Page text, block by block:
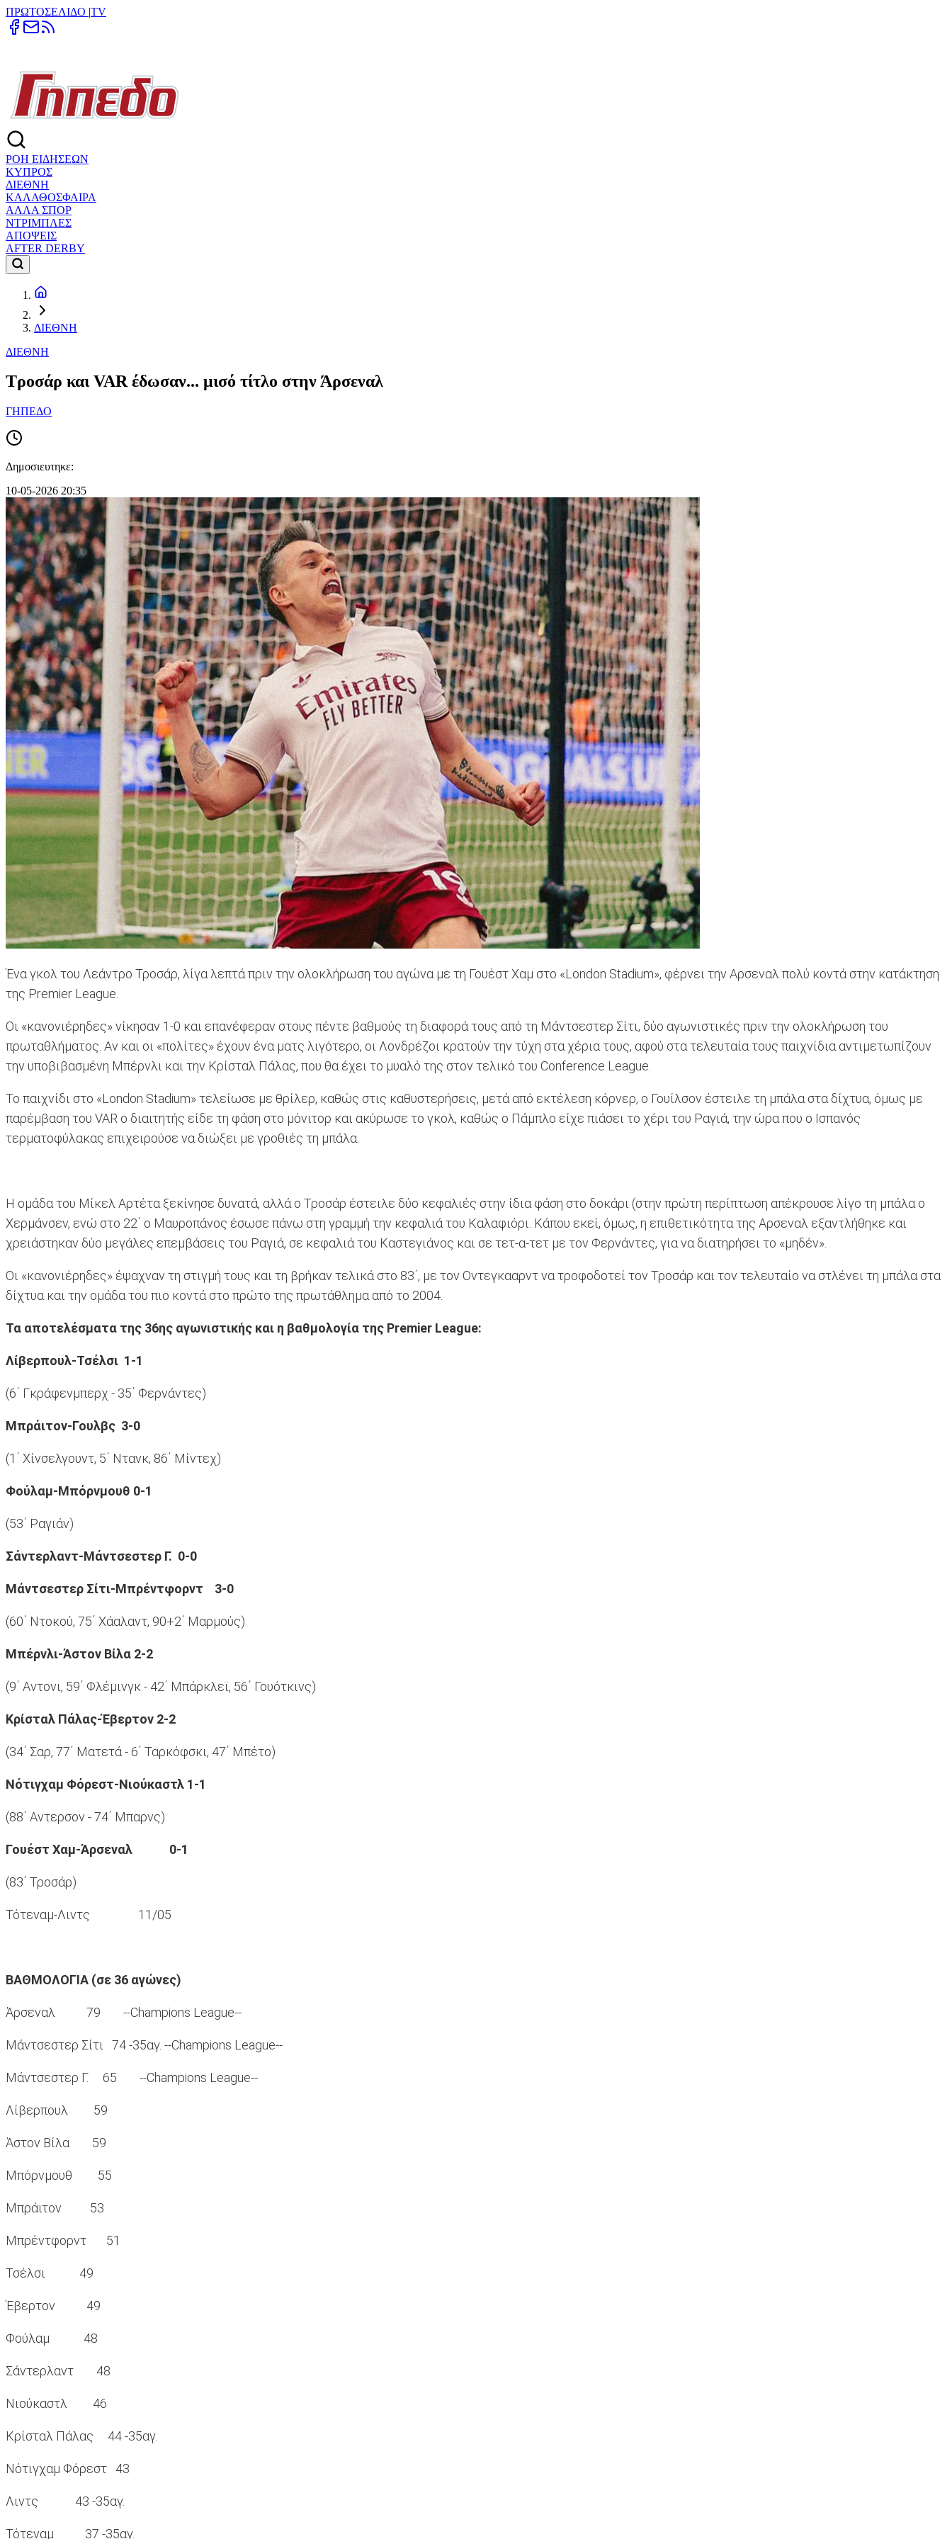
ΠΡΩΤΟΣΕΛΙΔΟ |TV
ΡΟΗ ΕΙΔΗΣΕΩΝ
ΚΥΠΡΟΣ
ΔΙΕΘΝΗ
ΚΑΛΑΘΟΣΦΑΙΡΑ
ΑΛΛΑ ΣΠΟΡ
ΝΤΡΙΜΠΛΕΣ
ΑΠΟΨΕΙΣ
AFTER DERBY
ΔΙΕΘΝΗ
ΔΙΕΘΝΗ
Τροσάρ και VAR έδωσαν... μισό τίτλο στην Άρσεναλ
ΓΗΠΕΔΟ
Δημοσιευτηκε:
10-05-2026 20:35
Ένα γκολ του Λεάντρο Τροσάρ, λίγα λεπτά πριν την ολοκλήρωση του αγώνα με τη Γουέστ Χαμ στο «London Stadium», φέρνει την Αρσεναλ πολύ κοντά στην κατάκτηση
της Premier League.
Οι «κανονιέρηδες» νίκησαν 1-0 και επανέφεραν στους πέντε βαθμούς τη διαφορά τους από τη Μάντσεστερ Σίτι, δύο αγωνιστικές πριν την ολοκλήρωση του
πρωταθλήματος. Αν και οι «πολίτες» έχουν ένα ματς λιγότερο, οι Λονδρέζοι κρατούν την τύχη στα χέρια τους, αφού στα τελευταία τους παιχνίδια αντιμετωπίζουν
την υποβιβασμένη Μπέρνλι και την Κρίσταλ Πάλας, που θα έχει το μυαλό της στον τελικό του Conference League.
Το παιχνίδι στο «London Stadium» τελείωσε με θρίλερ, καθώς στις καθυστερήσεις, μετά από εκτέλεση κόρνερ, ο Γουίλσον έστειλε τη μπάλα στα δίχτυα, όμως με
παρέμβαση του VAR ο διαιτητής είδε τη φάση στο μόνιτορ και ακύρωσε το γκολ, καθώς ο Πάμπλο είχε πιάσει το χέρι του Ραγιά, την ώρα που ο Ισπανός
τερματοφύλακας επιχειρούσε να διώξει με γροθιές τη μπάλα.
Η ομάδα του Μίκελ Αρτέτα ξεκίνησε δυνατά, αλλά ο Τροσάρ έστειλε δύο κεφαλιές στην ίδια φάση στο δοκάρι (στην πρώτη περίπτωση απέκρουσε λίγο τη μπάλα ο
Χερμάνσεν, ενώ στο 22΄ ο Μαυροπάνος έσωσε πάνω στη γραμμή την κεφαλιά του Καλαφιόρι. Κάπου εκεί, όμως, η επιθετικότητα της Αρσεναλ εξαντλήθηκε και
χρειάστηκαν δύο μεγάλες επεμβάσεις του Ραγιά, σε κεφαλιά του Καστεγιάνος και σε τετ-α-τετ με τον Φερνάντες, για να διατηρήσει το «μηδέν».
Οι «κανονιέρηδες» έψαχναν τη στιγμή τους και τη βρήκαν τελικά στο 83΄, με τον Οντεγκααρντ να τροφοδοτεί τον Τροσάρ και τον τελευταίο να στλένει τη μπάλα στα
δίχτυα και την ομάδα του πιο κοντά στο πρώτο της πρωτάθλημα από το 2004.
Τα αποτελέσματα της 36ης αγωνιστικής και η βαθμολογία της Premier League:
Λίβερπουλ-Τσέλσι 1-1
(6΄ Γκράφενμπερχ - 35΄ Φερνάντες)
Μπράιτον-Γουλβς 3-0
(1΄ Χίνσελγουντ, 5΄ Ντανκ, 86΄ Μίντεχ)
Φούλαμ-Μπόρνμουθ 0-1
(53΄ Ραγιάν)
Σάντερλαντ-Μάντσεστερ Γ. 0-0
Μάντσεστερ Σίτι-Μπρέντφορντ 3-0
(60΄ Ντοκού, 75΄ Χάαλαντ, 90+2΄ Μαρμούς)
Μπέρνλι-Άστον Βίλα 2-2
(9΄ Αντονι, 59΄ Φλέμινγκ - 42΄ Μπάρκλεϊ, 56΄ Γουότκινς)
Κρίσταλ Πάλας-Έβερτον 2-2
(34΄ Σαρ, 77΄ Ματετά - 6΄ Ταρκόφσκι, 47΄ Μπέτο)
Νότιγχαμ Φόρεστ-Νιούκαστλ 1-1
(88΄ Αντερσον - 74΄ Μπαρνς)
Γουέστ Χαμ-Άρσεναλ 0-1
(83΄ Τροσάρ)
Τότεναμ-Λιντς 11/05
ΒΑΘΜΟΛΟΓΙΑ (σε 36 αγώνες)
Άρσεναλ 79 --Champions League--
Μάντσεστερ Σίτι 74 -35αγ. --Champions League--
Μάντσεστερ Γ. 65 --Champions League--
Λίβερπουλ 59
Άστον Βίλα 59
Μπόρνμουθ 55
Μπράιτον 53
Μπρέντφορντ 51
Τσέλσι 49
Έβερτον 49
Φούλαμ 48
Σάντερλαντ 48
Νιούκαστλ 46
Κρίσταλ Πάλας 44 -35αγ.
Νότιγχαμ Φόρεστ 43
Λιντς 43 -35αγ.
Τότεναμ 37 -35αγ.